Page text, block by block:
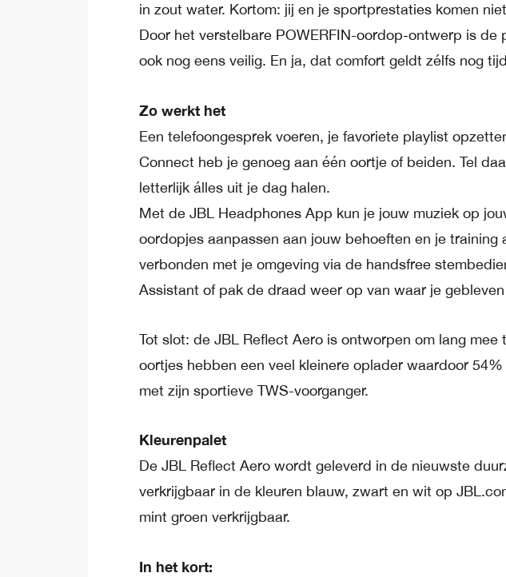
in zout water. Kortom: jij en je sportprestaties komen
Door het verstelbare POWERFIN-oordop-ontwerp is
ook nog eens veilig. En ja, dat comfort geldt zélfs nog
Zo werkt het
Een telefoongesprek voeren, je favoriete playlist
Connect heb je genoeg aan één oortje of beiden. Tel
letterlijk álles uit je dag halen.
Met de JBL Headphones App kun je jouw muziek op
oordopjes aanpassen aan jouw behoeften en je
verbonden met je omgeving via de handsfree
Assistant of pak de draad weer op van waar je gebleven
Tot slot: de JBL Reflect Aero is ontworpen om lang
oortjes hebben een veel kleinere oplader waardoor
met zijn sportieve TWS-voorganger.
Kleurenpalet
De JBL Reflect Aero wordt geleverd in de nieuwste
verkrijgbaar in de kleuren blauw, zwart en wit op
mint groen verkrijgbaar.
In het kort: